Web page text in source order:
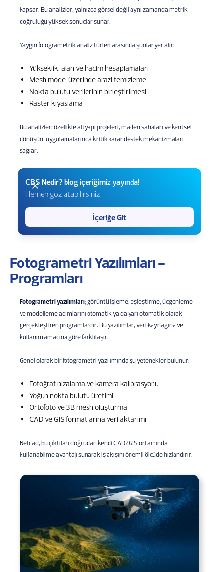
kapsar. Bu analizler, yalnızca görsel değil aynı zamanda metrik
doğruluğu yüksek sonuçlar sunar.
Yaygın fotogrametrik analiz türleri arasında şunlar yer alır:
Yükseklik, alan ve hacim hesaplamaları
Mesh model üzerinde arazi temizleme
Nokta bulutu verilerinin birleştirilmesi
Raster kıyaslama
Bu analizler; özellikle altyapı projeleri, maden sahaları ve kentsel
dönüşüm uygulamalarında kritik karar destek mekanizmaları
sağlar.
CBS Nedir? blog içeriğimiz yayında!
Hemen göz atabilirsiniz.
İçeriğe Git
Fotogrametri Yazılımları -
Programları
Fotogrametri yazılımları; görüntü işleme, eşleştirme, üçgenleme
ve modelleme adımlarını otomatik ya da yarı otomatik olarak
gerçekleştiren programlardır. Bu yazılımlar, veri kaynağına ve
kullanım amacına göre farklılaşır.
Genel olarak bir fotogrametri yazılımında şu yetenekler bulunur:
Fotoğraf hizalama ve kamera kalibrasyonu
Yoğun nokta bulutu üretimi
Ortofoto ve 3B mesh oluşturma
CAD ve GIS formatlarına veri aktarımı
Netcad, bu çıktıları doğrudan kendi CAD/GIS ortamında
kullanabilme avantajı sunarak iş akışını önemli ölçüde hızlandırır.